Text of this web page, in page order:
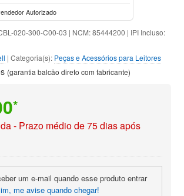
Autorizado
020-300-C00-03 | NCM: 85444200 | IPI Incluso:
| Categoria(s): Peças e Acessórios para Leitores
(garantia balcão direto com fabricante)
*
- Prazo médio de 75 dias após
um e-mail quando esse produto entrar
me avise quando chegar!